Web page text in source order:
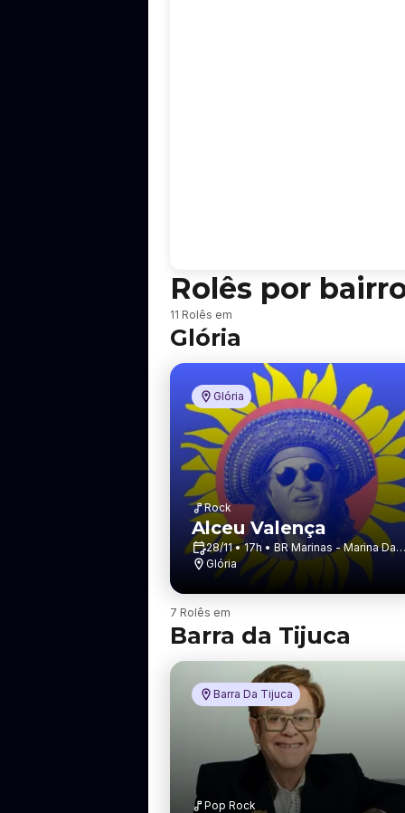
Rolês por
B
a
i
r
11 Rolês em
Glória
Glória
Rock
Alceu Valença
28/11 • 17h • BR Marinas - Marina Da
Glória
Glória
B
a
i
r
7 Rolês em
Barra da Tijuca
Barra Da Tijuca
Pop Rock